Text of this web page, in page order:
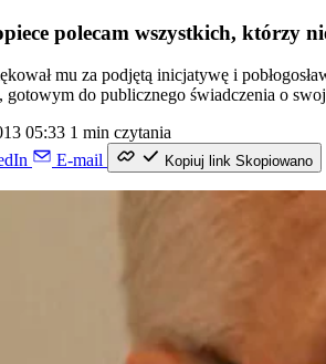
polecam wszystkich, którzy
mu za podjętą inicjatywę i
do publicznego świadczenia o
05:33 1 min czytania
E-mail Kopiuj link Skopiowano